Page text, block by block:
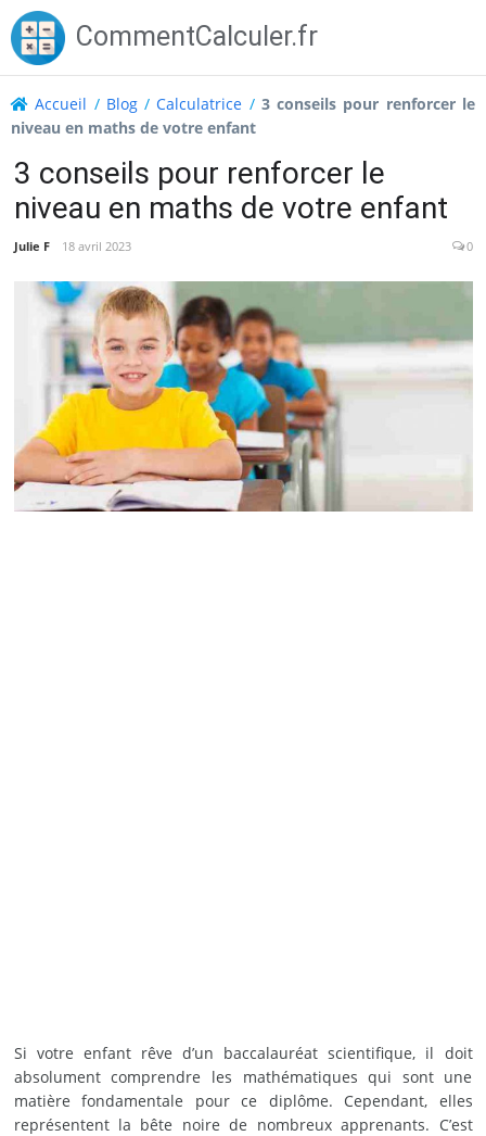
Skip
to
content
CommentCalculer.fr
Accueil / Blog/Calculatrice / 3 conseils pour renforcer le
niveau en maths de votre enfant
3 conseils pour renforcer le
niveau en maths de votre enfant
Julie F 18 avril 2023 0
Si votre enfant rêve d’un baccalauréat scientifique, il doit
absolument comprendre les mathématiques qui sont une
matière fondamentale pour ce diplôme. Cependant, elles
représentent la bête noire de nombreux apprenants. C’est